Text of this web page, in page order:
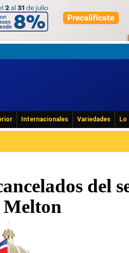
Internacionales Variedades Lo
del